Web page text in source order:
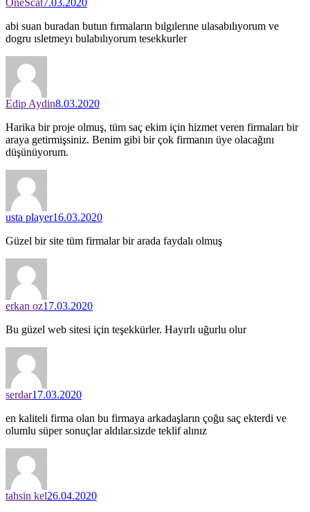
abi suan buradan butun fırmaların bılgılerıne ulasabılıyorum ve
dogru ısletmeyı bulabılıyorum tesekkurler
Edip Aydin8.03.2020
Harika bir proje olmuş, tüm saç ekim için hizmet veren firmaları bir
araya getirmişsiniz. Benim gibi bir çok firmanın üye olacağını
düşünüyorum.
usta player16.03.2020
Güzel bir site tüm firmalar bir arada faydalı olmuş
erkan oz17.03.2020
Bu güzel web sitesi için teşekkürler. Hayırlı uğurlu olur
serdar17.03.2020
en kaliteli firma olan bu firmaya arkadaşların çoğu saç ekterdi ve
olumlu süper sonuçlar aldılar.sizde teklif alınız
tahsin kel26.04.2020